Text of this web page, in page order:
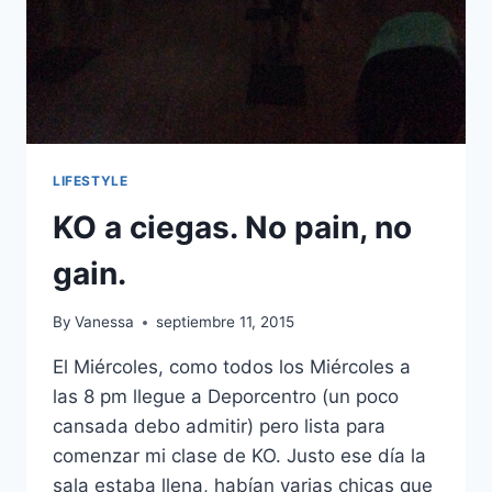
LIFESTYLE
KO a ciegas. No pain, no
gain.
By Vanessa septiembre 11, 2015
El Miércoles, como todos los Miércoles a
las 8 pm llegue a Deporcentro (un poco
cansada debo admitir) pero lista para
comenzar mi clase de KO. Justo ese día la
sala estaba llena, habían varias chicas que